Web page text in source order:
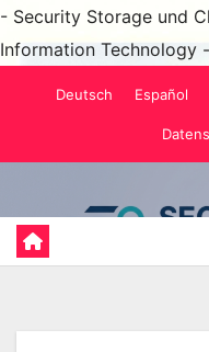
- Security Storage und
Information Technology -
Deutsch Español